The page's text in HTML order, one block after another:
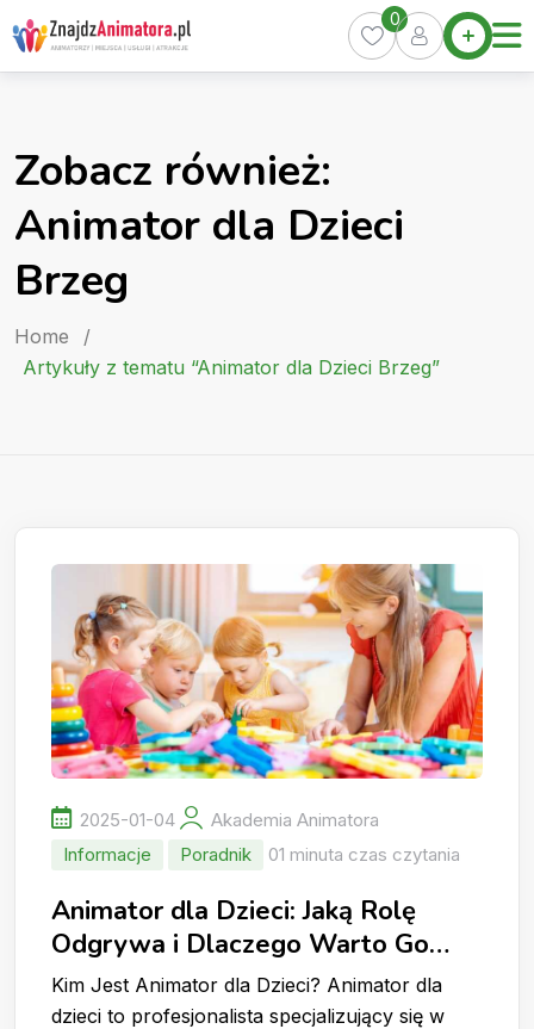
Skip
to
content
Home
Oferty
Kurs
0
Zobacz również:
Animator dla Dzieci
Brzeg
Home
/
Artykuły z tematu “Animator dla Dzieci Brzeg”
2025-01-04
Akademia Animatora
Informacje
Poradnik 01 minuta czas czytania
Animator dla Dzieci: Jaką Rolę
Odgrywa i Dlaczego Warto Go
Wynająć?
Kim Jest Animator dla Dzieci? Animator dla
dzieci to profesjonalista specjalizujący się w